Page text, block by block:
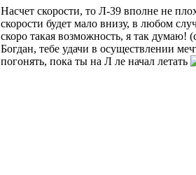
Насчет скорости, то Л-39 вполне не
скорости будет мало внизу, в любом
скоро такая возможность, я так думаю!
Богдан, тебе удачи в осуществлении
погонять, пока ты на Л ле начал летать